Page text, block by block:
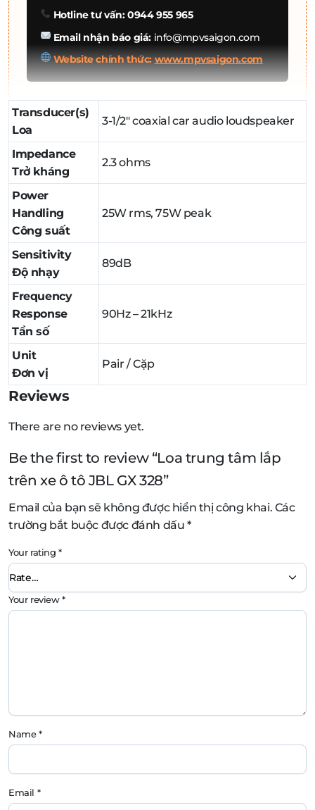
Hotline tư vấn: 0944 955 965
Email nhận báo giá: info@mpvsaigon.com
Website chính thức: www.mpvsaigon.com
Transducer(s)
Loa
3-1/2" coaxial car audio loudspeaker
Impedance
Trở kháng
2.3 ohms
Power
Handling
Công suất
25W rms, 75W peak
Sensitivity
Độ nhạy
89dB
Frequency
Response
Tần số
90Hz – 21kHz
Unit
Đơn vị
Pair / Cặp
Reviews
There are no reviews yet.
Be the first to review “Loa trung tâm lắp
trên xe ô tô JBL GX 328”
Email của bạn sẽ không được hiển thị công khai. Các
trường bắt buộc được đánh dấu*
Your rating*
Your review*
Name*
Email *